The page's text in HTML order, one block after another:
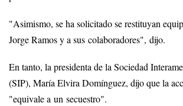
"Asimismo, se ha solicitado se restituyan
Jorge Ramos y a sus colaboradores", dijo.
En tanto, la presidenta de la Sociedad
(SIP), María Elvira Domínguez, dijo que la
"equivale a un secuestro".